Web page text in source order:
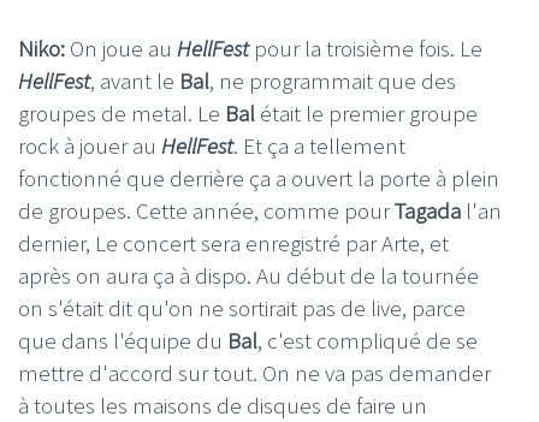
Niko: On joue au HellFest pour la troisième fois. Le
HellFest, avant le Bal, ne programmait que des
groupes de metal. Le Bal était le premier groupe
rock à jouer au HellFest. Et ça a tellement
fonctionné que derrière ça a ouvert la porte à plein
de groupes. Cette année, comme pourTagada l'an
dernier, Le concert sera enregistré par Arte, et
après on aura ça à dispo. Au début de la tournée
on s'était dit qu'on ne sortirait pas de live, parce
que dans l'équipe du Bal, c'est compliqué de se
mettre d'accord sur tout. On ne va pas demander
à toutes les maisons de disques de faire un